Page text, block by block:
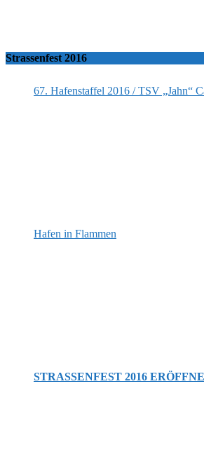
Strassenfest 2016
67. Hafenstaffel 2016 / TSV „Jahn“
Hafen in Flammen
STRASSENFEST 2016